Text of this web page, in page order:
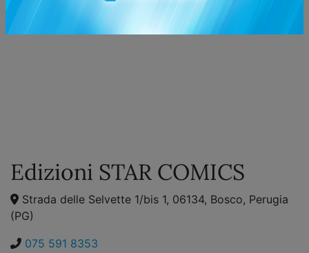
Edizioni STAR COMICS
Strada delle Selvette 1/bis 1, 06134, Bosco, Perugia
(PG)
075 591 8353